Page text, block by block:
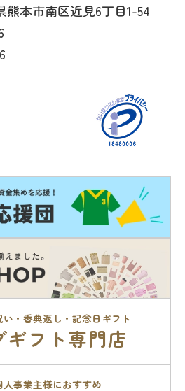
熊本市南区近見6丁目1-54
・香典返し・記念日ギフト
ギフト専門店
事業主様におすすめ